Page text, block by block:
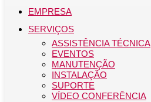
EMPRESA
SERVIÇOS
ASSISTÊNCIA TÉCNICA
EVENTOS
MANUTENÇÃO
INSTALAÇÃO
SUPORTE
VÍDEO CONFERÊNCIA